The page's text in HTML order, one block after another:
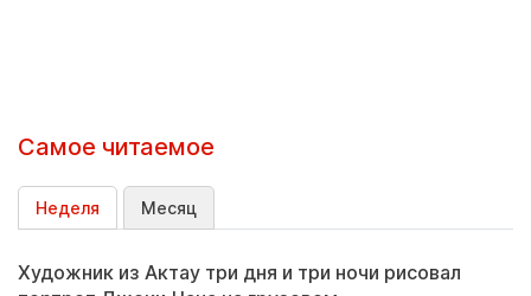
Самое читаемое
Неделя Месяц
Художник из Актау три дня и три ночи рисовал